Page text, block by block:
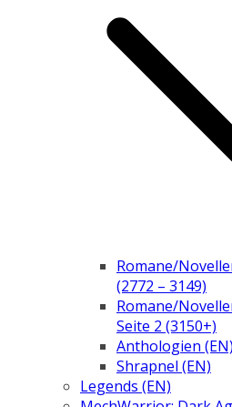
Romane/
(2772 – 3149)
Romane/
Seite 2 (3150+)
Anthologien (EN)
Shrapnel (EN)
Legends (EN)